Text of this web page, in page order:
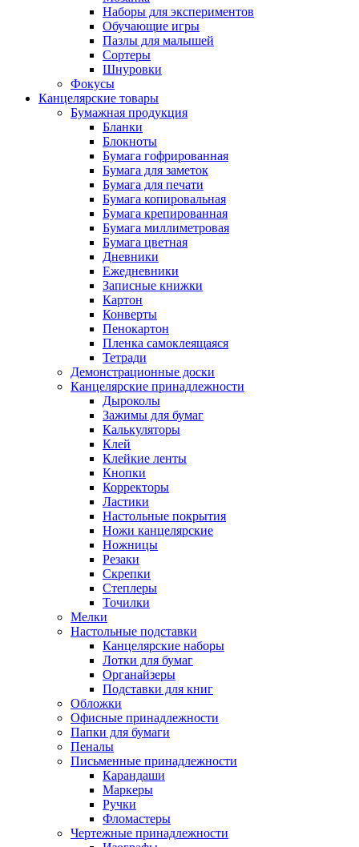
Наборы для экспериментов
Обучающие игры
Пазлы для малышей
Сортеры
Шнуровки
Фокусы
Канцелярские товары
Бумажная продукция
Бланки
Блокноты
Бумага гофрированная
Бумага для заметок
Бумага для печати
Бумага копировальная
Бумага крепированная
Бумага миллиметровая
Бумага цветная
Дневники
Ежедневники
Записные книжки
Картон
Конверты
Пенокартон
Пленка самоклеящаяся
Тетради
Демонстрационные доски
Канцелярские принадлежности
Дыроколы
Зажимы для бумаг
Калькуляторы
Клей
Клейкие ленты
Кнопки
Корректоры
Ластики
Настольные покрытия
Ножи канцелярские
Ножницы
Резаки
Скрепки
Степлеры
Точилки
Мелки
Настольные подставки
Канцелярские наборы
Лотки для бумаг
Органайзеры
Подставки для книг
Обложки
Офисные принадлежности
Папки для бумаги
Пеналы
Письменные принадлежности
Карандаши
Маркеры
Ручки
Фломастеры
Чертежные принадлежности